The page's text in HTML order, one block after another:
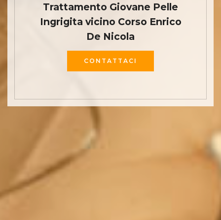
Trattamento Giovane Pelle
Ingrigita vicino Corso Enrico
De Nicola
CONTATTACI